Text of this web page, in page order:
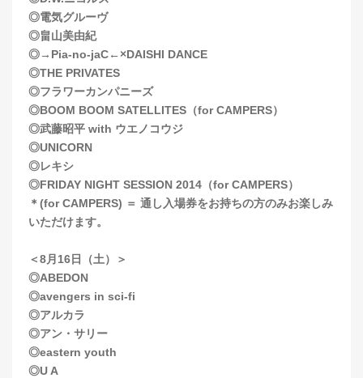
◎電気グルーヴ
◎畠山美由紀
◎→Pia-no-jaC←×DAISHI DANCE
◎THE PRIVATES
◎フラワーカンパニーズ
◎BOOM BOOM SATELLITES（for CAMPERS）
◎武藤昭平 with ウエノコウジ
◎UNICORN
◎レキシ
◎FRIDAY NIGHT SESSION 2014（for CAMPERS）
＊(for CAMPERS) ＝ 通し入場券をお持ちの方のみお楽しみ
いただけます。
＜8月16日（土）＞
◎ABEDON
◎avengers in sci-fi
◎アルカラ
◎アン・サリー
◎eastern youth
◎U A